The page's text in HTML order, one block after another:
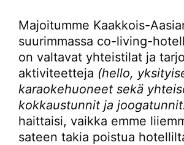
Majoitumme Kaakkois-
suurimmassa co-living-
on valtavat yhteistilat ja
aktiviteetteja (hello,
karaokehuoneet sekä
kokkaustunnit ja
haittaisi, vaikka emme
sateen takia poistua